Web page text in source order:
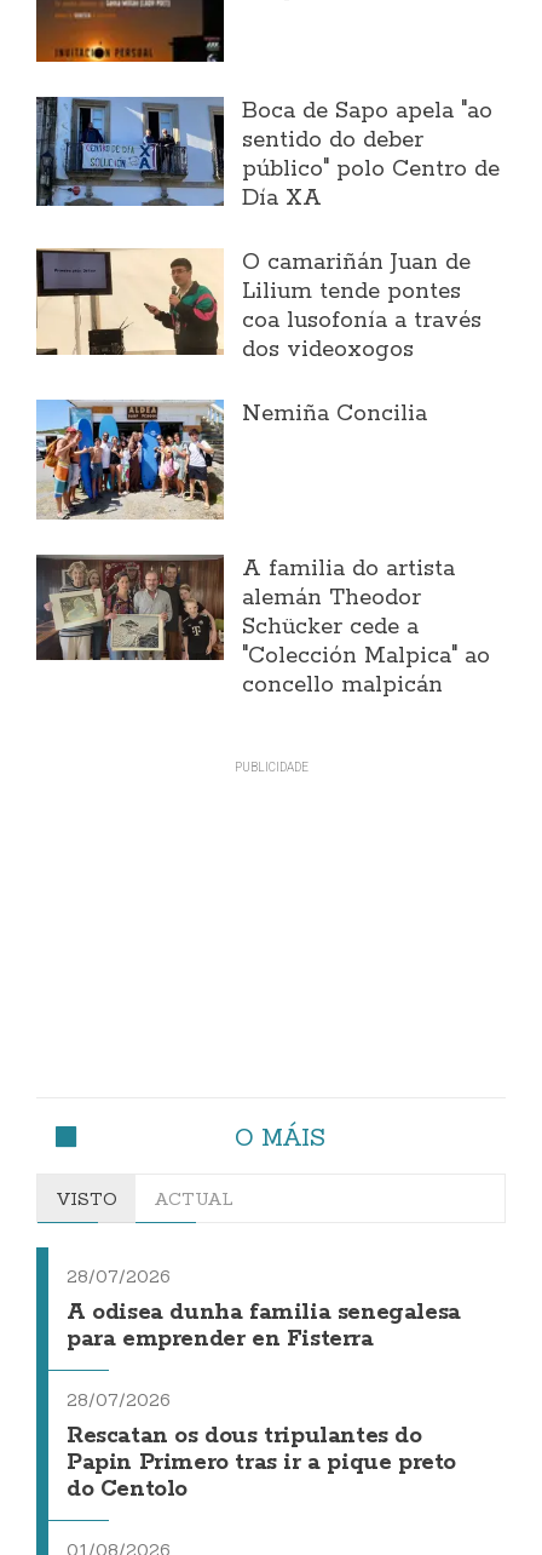
Boca de Sapo apela "ao
sentido do deber
público" polo Centro de
Día XA
O camariñán Juan de
Lilium tende pontes
coa lusofonía a través
dos videoxogos
Nemiña Concilia
A familia do artista
alemán Theodor
Schücker cede a
"Colección Malpica" ao
concello malpicán
O MÁIS
VISTO ACTUAL
28/07/2026
A odisea dunha familia senegalesa
para emprender en Fisterra
28/07/2026
Rescatan os dous tripulantes do
Papin Primero tras ir a pique preto
do Centolo
01/08/2026